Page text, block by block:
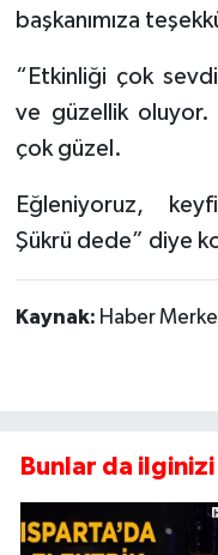
başkanımıza
“Etkinliği çok
ve güzellik
çok güzel.
Eğleniyoruz,
Şükrü dede” diye
Kaynak: Haber
Bunlar da